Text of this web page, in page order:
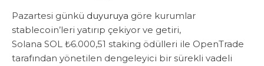
Pazartesi günkü duyuruya göre kurumlar
stablecoin’leri yatırıp çekiyor ve getiri,
Solana SOL ₺6.000,51 staking ödülleri ile OpenTrade
tarafından yönetilen dengeleyici bir sürekli vadeli